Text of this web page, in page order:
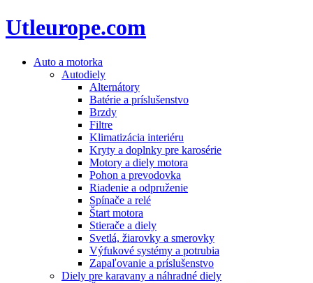
Utleurope.com
Auto a motorka
Autodiely
Alternátory
Batérie a príslušenstvo
Brzdy
Filtre
Klimatizácia interiéru
Kryty a doplnky pre karosérie
Motory a diely motora
Pohon a prevodovka
Riadenie a odpruženie
Spínače a relé
Štart motora
Stierače a diely
Svetlá, žiarovky a smerovky
Výfukové systémy a potrubia
Zapaľovanie a príslušenstvo
Diely pre karavany a náhradné diely